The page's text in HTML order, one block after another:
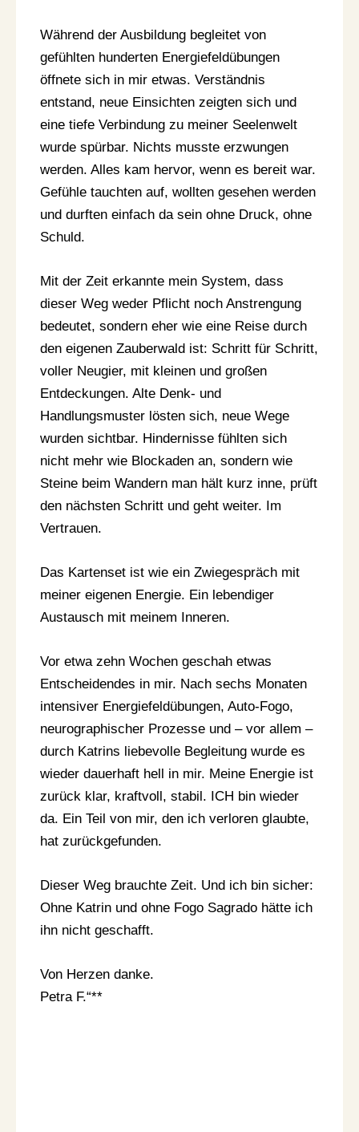
Während der Ausbildung begleitet von
gefühlten hunderten Energiefeldübungen
öffnete sich in mir etwas. Verständnis
entstand, neue Einsichten zeigten sich und
eine tiefe Verbindung zu meiner Seelenwelt
wurde spürbar. Nichts musste erzwungen
werden. Alles kam hervor, wenn es bereit war.
Gefühle tauchten auf, wollten gesehen werden
und durften einfach da sein ohne Druck, ohne
Schuld.
Mit der Zeit erkannte mein System, dass
dieser Weg weder Pflicht noch Anstrengung
bedeutet, sondern eher wie eine Reise durch
den eigenen Zauberwald ist: Schritt für Schritt,
voller Neugier, mit kleinen und großen
Entdeckungen. Alte Denk- und
Handlungsmuster lösten sich, neue Wege
wurden sichtbar. Hindernisse fühlten sich
nicht mehr wie Blockaden an, sondern wie
Steine beim Wandern man hält kurz inne, prüft
den nächsten Schritt und geht weiter. Im
Vertrauen.
Das Kartenset ist wie ein Zwiegespräch mit
meiner eigenen Energie. Ein lebendiger
Austausch mit meinem Inneren.
Vor etwa zehn Wochen geschah etwas
Entscheidendes in mir. Nach sechs Monaten
intensiver Energiefeldübungen, Auto-Fogo,
neurographischer Prozesse und – vor allem –
durch Katrins liebevolle Begleitung wurde es
wieder dauerhaft hell in mir. Meine Energie ist
zurück klar, kraftvoll, stabil. ICH bin wieder
da. Ein Teil von mir, den ich verloren glaubte,
hat zurückgefunden.
Dieser Weg brauchte Zeit. Und ich bin sicher:
Ohne Katrin und ohne Fogo Sagrado hätte ich
ihn nicht geschafft.
Von Herzen danke.
Petra F.“**